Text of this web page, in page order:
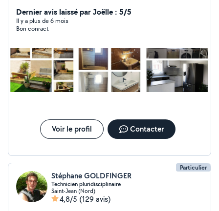
Nettoyage. Renovation N'hésitez pas car je suis sur
L'union donc pas loin. En vous remerciant et au plaisir de
pouvoir vous aider.
Dernier avis laissé par Joëlle : 5/5
Il y a plus de 6 mois
Bon conract
Voir le profil Contacter
Particulier
Stéphane GOLDFINGER
Technicien pluridisciplinaire
Saint-Jean (Nord)
4,8/5 (129 avis)